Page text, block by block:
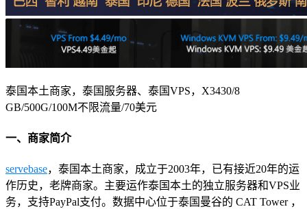
泰国本土商家，泰国服务器、泰国VPS，X3430/8
GB/500G/100M不限流量/70美元
一、商家简介
servebase，泰国本土商家，成立于2003年，已有接近20年的运
作历史，老牌商家。主要运作泰国本土的独立服务器和VPS业
务，支持PayPal支付。数据中心位于泰国曼谷的 CAT Tower ，